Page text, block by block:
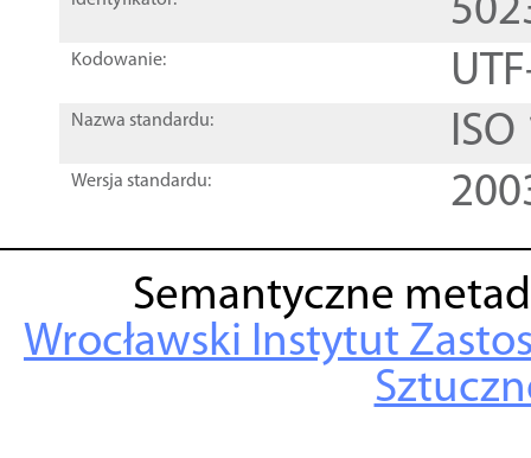
Kodowanie:
Nazwa standardu:
Wersja standardu:
Semantyczne
Wrocławski Instytut